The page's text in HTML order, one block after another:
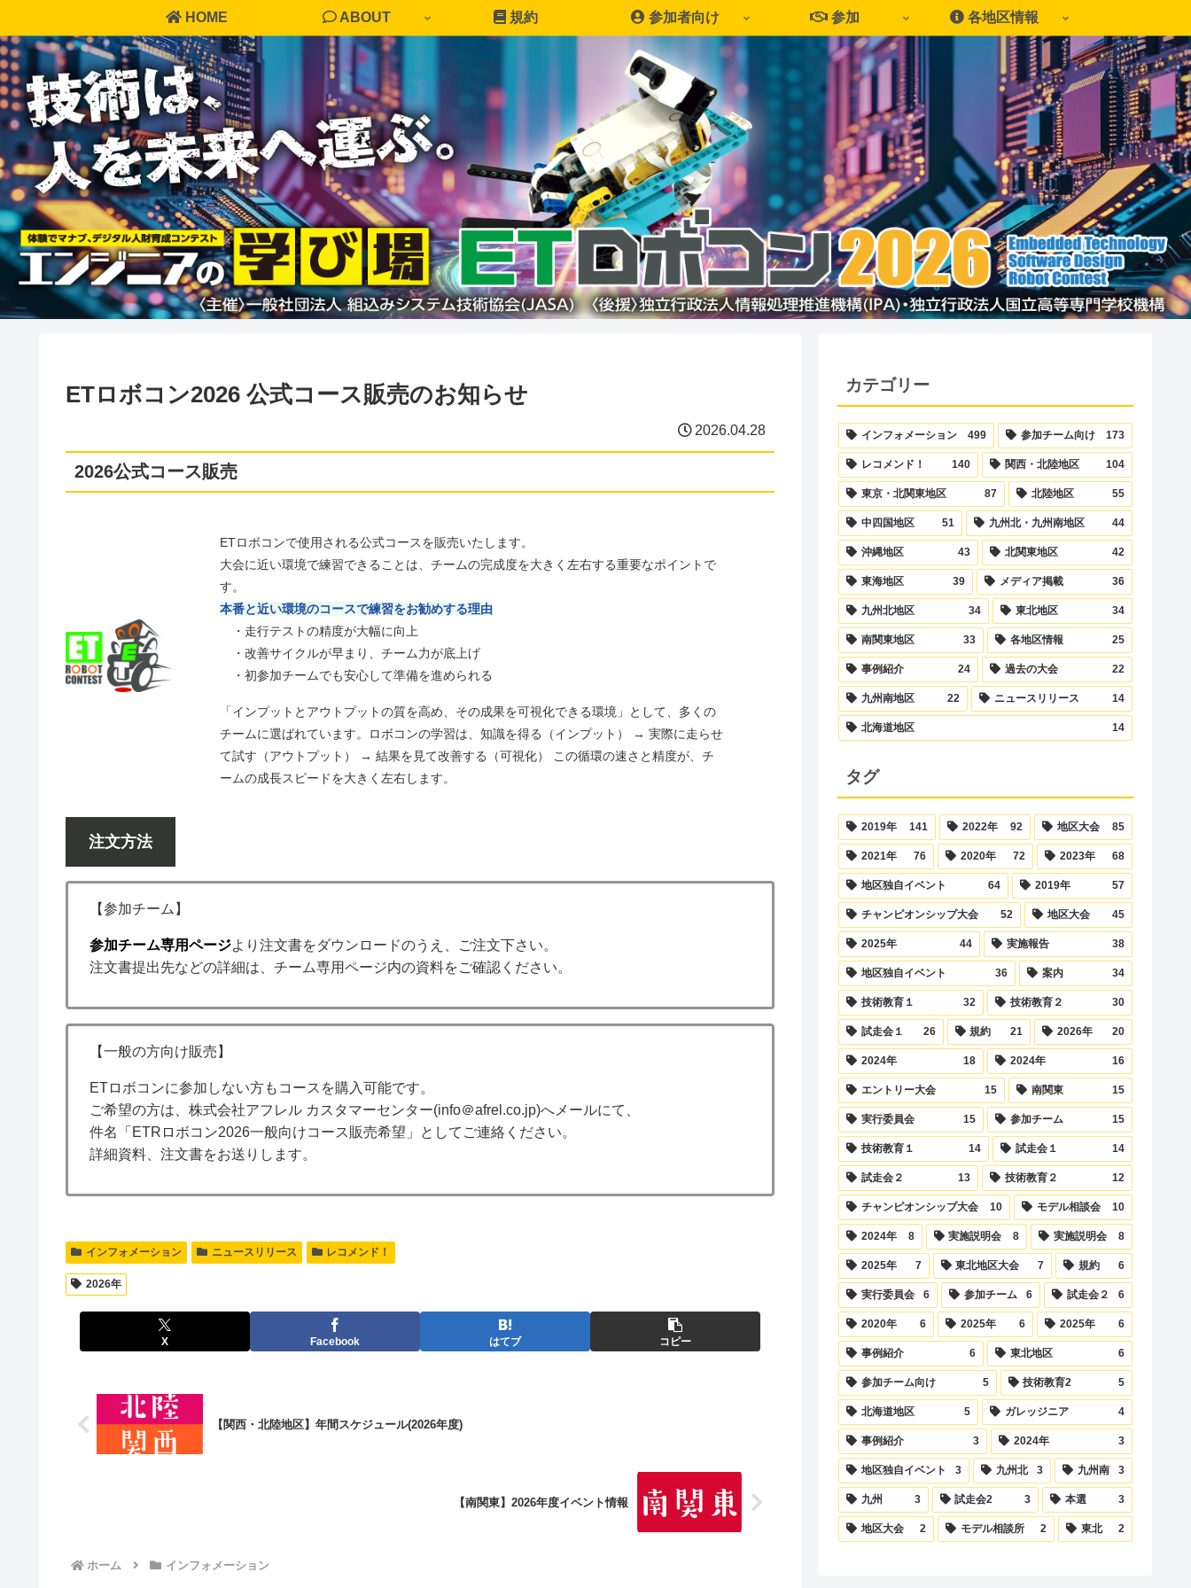
HOME ABOUT 規約 参加者向け 参加 各地区情報
ETロボコン2026 公式コース販売のお知らせ
2026.04.28
2026公式コース販売
ETロボコンで使用される公式コースを販売いたします。
大会に近い環境で練習できることは、チームの完成度を大きく左右する重要なポイントで
す。
本番と近い環境のコースで練習をお勧めする理由
・走行テストの精度が大幅に向上
・改善サイクルが早まり、チーム力が底上げ
・初参加チームでも安心して準備を進められる
「インプットとアウトプットの質を高め、その成果を可視化できる環境」として、多くの
チームに選ばれています。ロボコンの学習は、知識を得る（インプット） → 実際に走らせ
て試す（アウトプット） → 結果を見て改善する（可視化） この循環の速さと精度が、チ
ームの成長スピードを大きく左右します。
注文方法
【参加チーム】
参加チーム専用ページより注文書をダウンロードのうえ、ご注文下さい。
注文書提出先などの詳細は、チーム専用ページ内の資料をご確認ください。
【一般の方向け販売】
ETロボコンに参加しない方もコースを購入可能です。
ご希望の方は、株式会社アフレル カスタマーセンター(info＠afrel.co.jp)へメールにて、
件名「ETRロボコン2026一般向けコース販売希望」としてご連絡ください。
詳細資料、注文書をお送りします。
インフォメーション ニュースリリース レコメンド！
2026年
X Facebook はてブ コピー
【関西・北陸地区】年間スケジュール(2026年度)
【南関東】2026年度イベント情報
ホーム インフォメーション
カテゴリー
インフォメーション 499 参加チーム向け 173
レコメンド！ 140 関西・北陸地区 104
東京・北関東地区 87 北陸地区 55
中四国地区 51 九州北・九州南地区 44
沖縄地区 43 北関東地区 42
東海地区 39 メディア掲載 36
九州北地区 34 東北地区 34
南関東地区 33 各地区情報 25
事例紹介 24 過去の大会 22
九州南地区 22 ニュースリリース 14
北海道地区 14
タグ
2019年 141 2022年 92 地区大会 85
2021年 76 2020年 72 2023年 68
地区独自イベント 64 2019年 57
チャンピオンシップ大会 52 地区大会 45
2025年 44 実施報告 38
地区独自イベント 36 案内 34
技術教育１ 32 技術教育２ 30
試走会１ 26 規約 21 2026年 20
2024年 18 2024年 16
エントリー大会 15 南関東 15
実行委員会 15 参加チーム 15
技術教育１ 14 試走会１ 14
試走会２ 13 技術教育２ 12
チャンピオンシップ大会 10 モデル相談会 10
2024年 8 実施説明会 8 実施説明会 8
2025年 7 東北地区大会 7 規約 6
実行委員会 6 参加チーム 6 試走会２ 6
2020年 6 2025年 6 2025年 6
事例紹介 6 東北地区 6
参加チーム向け 5 技術教育2 5
北海道地区 5 ガレッジニア 4
事例紹介 3 2024年 3
地区独自イベント 3 九州北 3 九州南 3
九州 3 試走会2 3 本選 3
地区大会 2 モデル相談所 2 東北 2